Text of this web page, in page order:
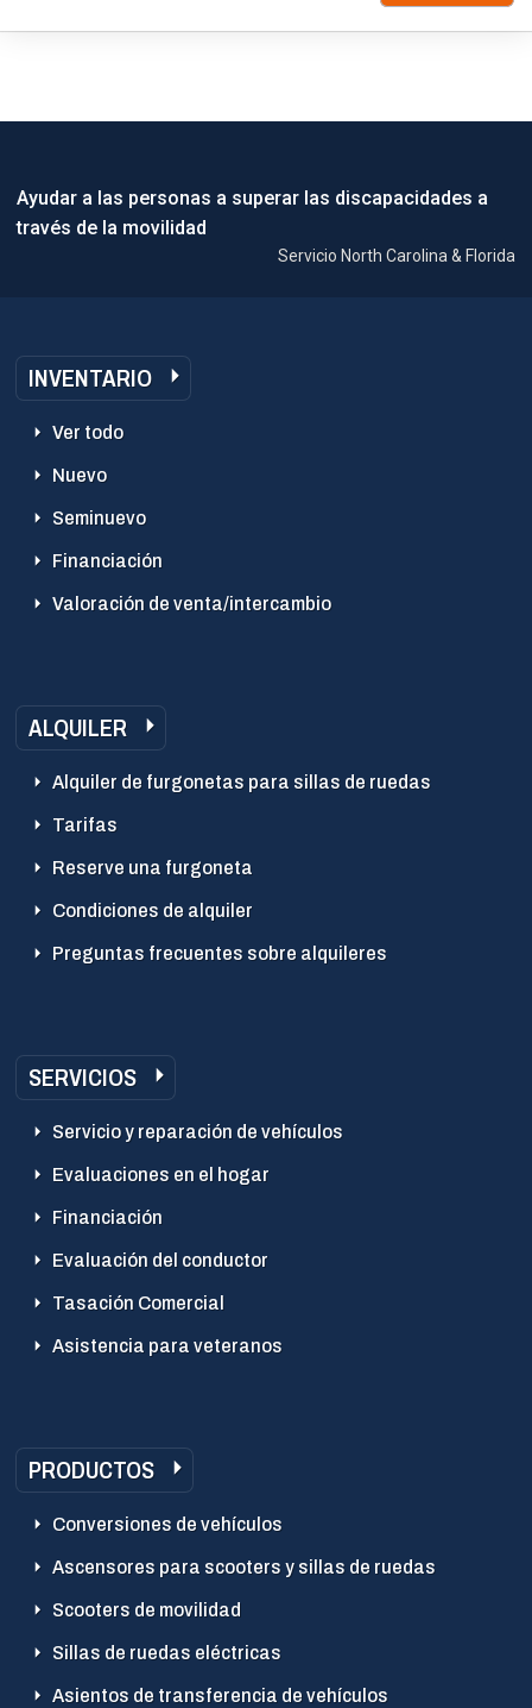
Ayudar a las personas a superar las discapacidades a
través de la movilidad
Servicio North Carolina & Florida
INVENTARIO
Ver todo
Nuevo
Seminuevo
Financiación
Valoración de venta/intercambio
ALQUILER
Alquiler de furgonetas para sillas de ruedas
Tarifas
Reserve una furgoneta
Condiciones de alquiler
Preguntas frecuentes sobre alquileres
SERVICIOS
Servicio y reparación de vehículos
Evaluaciones en el hogar
Financiación
Evaluación del conductor
Tasación Comercial
Asistencia para veteranos
PRODUCTOS
Conversiones de vehículos
Ascensores para scooters y sillas de ruedas
Scooters de movilidad
Sillas de ruedas eléctricas
Asientos de transferencia de vehículos